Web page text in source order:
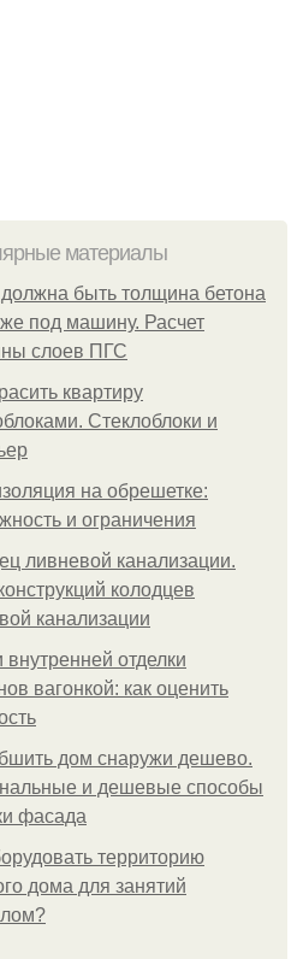
материалы
должна быть толщина бетона
под машину. Расчет
слоев ПГС
квартиру
Стеклоблоки и
на обрешетке:
и ограничения
ливневой канализации.
колодцев
канализации
внутренней отделки
вагонкой: как оценить
дом снаружи дешево.
и дешевые способы
фасада
территорию
дома для занятий